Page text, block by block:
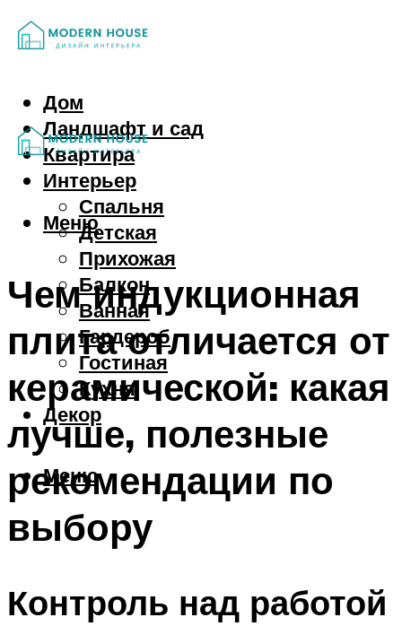
Дом
Ландшафт и сад
Квартира
Интерьер
Спальня
Детская
Прихожая
Балкон
Ванная
Гардероб
Гостиная
Кухня
Декор
Меню
Меню
Чем индукционная
плита отличается от
керамической: какая
лучше, полезные
рекомендации по
выбору
Контроль над работой